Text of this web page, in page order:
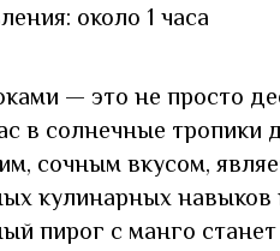
около 1 часа
— это не просто
в солнечные тропики
сочным вкусом,
кулинарных
пирог с манго